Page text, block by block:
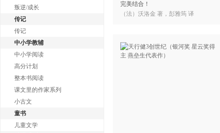
叛逆/成长
传记
传记
中小学教辅
中小学阅读
高分计划
整本书阅读
课文里的作家系列
小古文
童书
儿童文学
完美结合！
（法）沃洛金 著，彭雅筠 译